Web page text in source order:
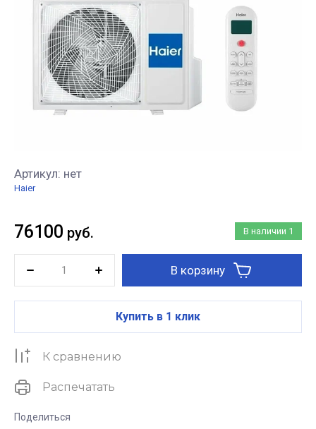
Артикул: нет
Haier
В наличии 1
76100 руб.
В корзину
Купить в 1 клик
К сравнению
Поделиться
Распечатать